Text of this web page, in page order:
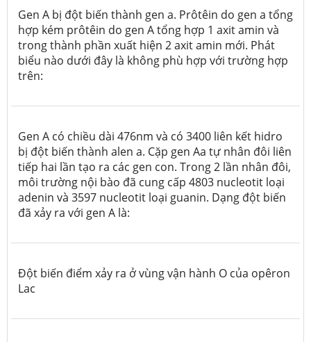
Gen A bị đột biến thành gen a. Prôtêin do gen a tổng
hợp kém prôtêin do gen A tổng hợp 1 axit amin và
trong thành phần xuất hiện 2 axit amin mới. Phát
biểu nào dưới đây là không phù hợp với trường hợp
trên:
Gen A có chiều dài 476nm và có 3400 liên kết hidro
bị đột biến thành alen a. Cặp gen Aa tự nhân đôi liên
tiếp hai lần tạo ra các gen con. Trong 2 lần nhân đôi,
môi trường nội bào đã cung cấp 4803 nucleotit loại
adenin và 3597 nucleotit loại guanin. Dạng đột biến
đã xảy ra với gen A là:
Đột biến điểm xảy ra ở vùng vận hành O của opêron
Lac